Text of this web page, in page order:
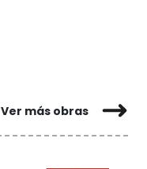
Ver más obras